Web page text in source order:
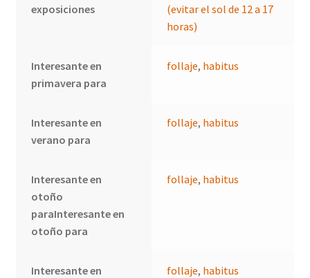
exposiciones
(evitar el sol de 12 a 17
horas)
Interesante en
primavera para
follaje, habitus
Interesante en
verano para
follaje, habitus
Interesante en
otoño
paraInteresante en
otoño para
follaje, habitus
Interesante en follaje, habitus